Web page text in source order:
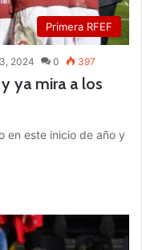
Primera RFEF
2024 0 397
ya mira a los
en este inicio de año y